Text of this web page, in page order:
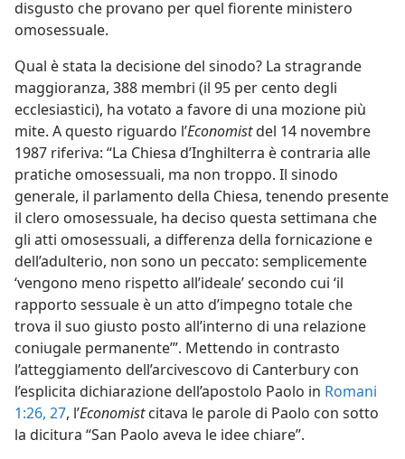
disgusto che provano per quel fiorente ministero
omosessuale.
Qual è stata la decisione del sinodo? La stragrande
maggioranza, 388 membri (il 95 per cento degli
ecclesiastici), ha votato a favore di una mozione più
mite. A questo riguardo l’Economistdel 14 novembre
1987 riferiva: “La Chiesa d’Inghilterra è contraria alle
pratiche omosessuali, ma non troppo. Il sinodo
generale, il parlamento della Chiesa, tenendo presente
il clero omosessuale, ha deciso questa settimana che
gli atti omosessuali, a differenza della fornicazione e
dell’adulterio, non sono un peccato: semplicemente
‘vengono meno rispetto all’ideale’ secondo cui ‘il
rapporto sessuale è un atto d’impegno totale che
trova il suo giusto posto all’interno di una relazione
coniugale permanente’”. Mettendo in contrasto
l’atteggiamento dell’arcivescovo di Canterbury con
l’esplicita dichiarazione dell’apostolo Paolo in Romani
1:26, 27, l’Economistcitava le parole di Paolo con sotto
la dicitura “San Paolo aveva le idee chiare”.